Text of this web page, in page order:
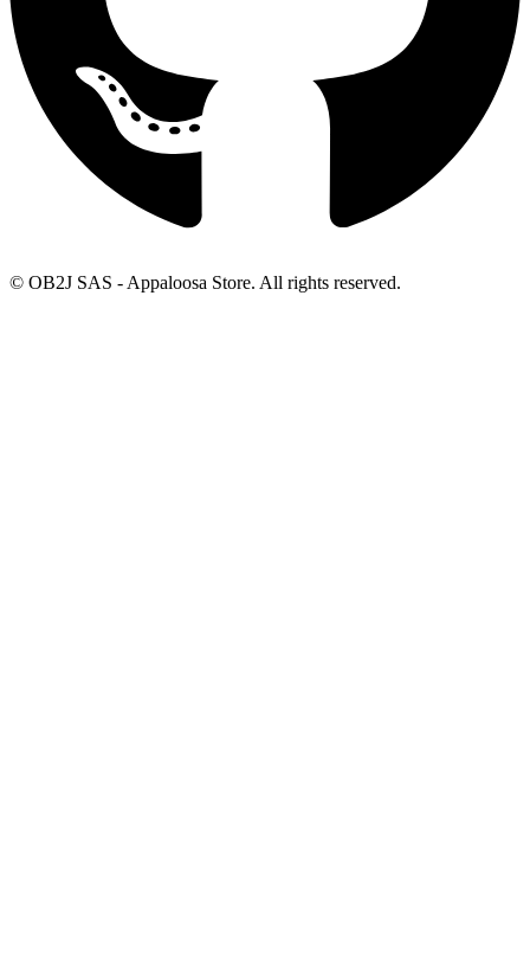
© OB2J SAS - Appaloosa Store. All rights reserved.